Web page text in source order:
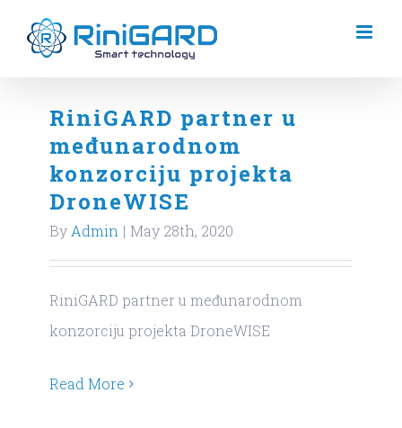
RiniGARD partner u
međunarodnom
konzorciju projekta
DroneWISE
By Admin | May 28th, 2020
RiniGARD partner u međunarodnom
konzorciju projekta DroneWISE
Read More